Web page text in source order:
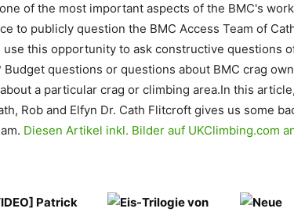
of the most important aspects of the BMC's
to publicly question the BMC Access Team of
use this opportunity to ask constructive questions
Budget questions or questions about BMC crag
a particular crag or climbing area.In this
Rob and Elfyn Dr. Cath Flitcroft gives us some
Diesen Artikel inkl. Bilder auf UKClimbing.com